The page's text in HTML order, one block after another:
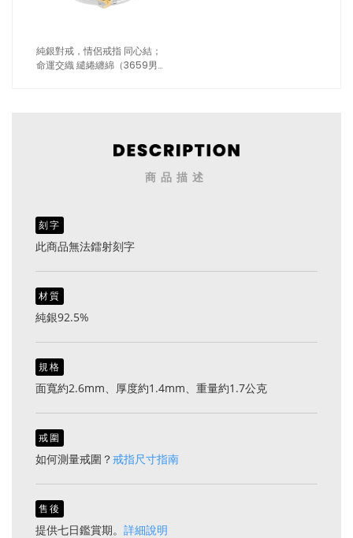
純銀對戒，情侶戒指 同心結；
命運交織 繾綣纏綿（3659男
商品描述
刻字
此商品無法鐳射刻字
材質
純銀92.5%
規格
面寬約2.6mm、厚度約1.4mm、重量約1.7公克
戒圍
如何測量戒圍？戒指尺寸指南
售後
提供七日鑑賞期。 詳細說明